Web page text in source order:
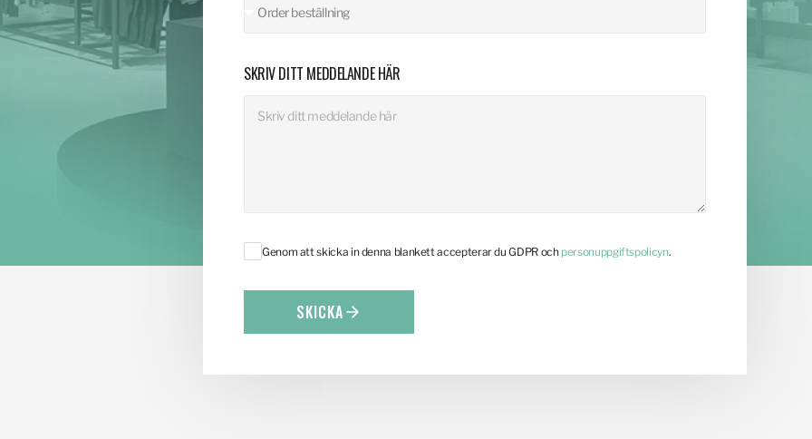
SKRIV DITT MEDDELANDE HÄR
Genom att skicka in denna blankett accepterar du GDPR och personuppgiftspolicyn.
SKICKA